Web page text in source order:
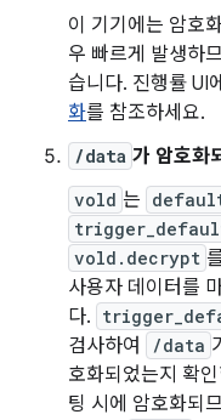
이 기기에는 암호
우 빠르게 발생하
습니다. 진행률 UI
화를 참조하세요.
/data 가 암호화
vold 는
vold.decrypt
사용자 데이터를
다.
검사하여
/data
호화되었는지 확
팅 시에 암호화되